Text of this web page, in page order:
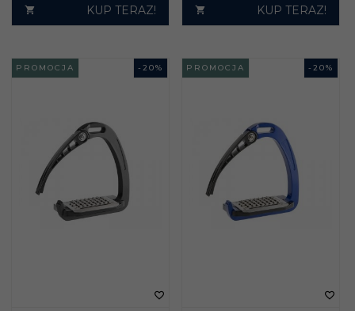
KUP TERAZ! KUP TERAZ!
- 20%
PROMOCJA - 20%
PROMOCJA